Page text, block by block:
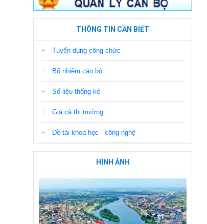
THÔNG TIN CẦN BIẾT
Tuyển dụng công chức
Bổ nhiệm cán bộ
Số liệu thống kê
Giá cả thị trường
Đề tài khoa học - công nghệ
HÌNH ẢNH